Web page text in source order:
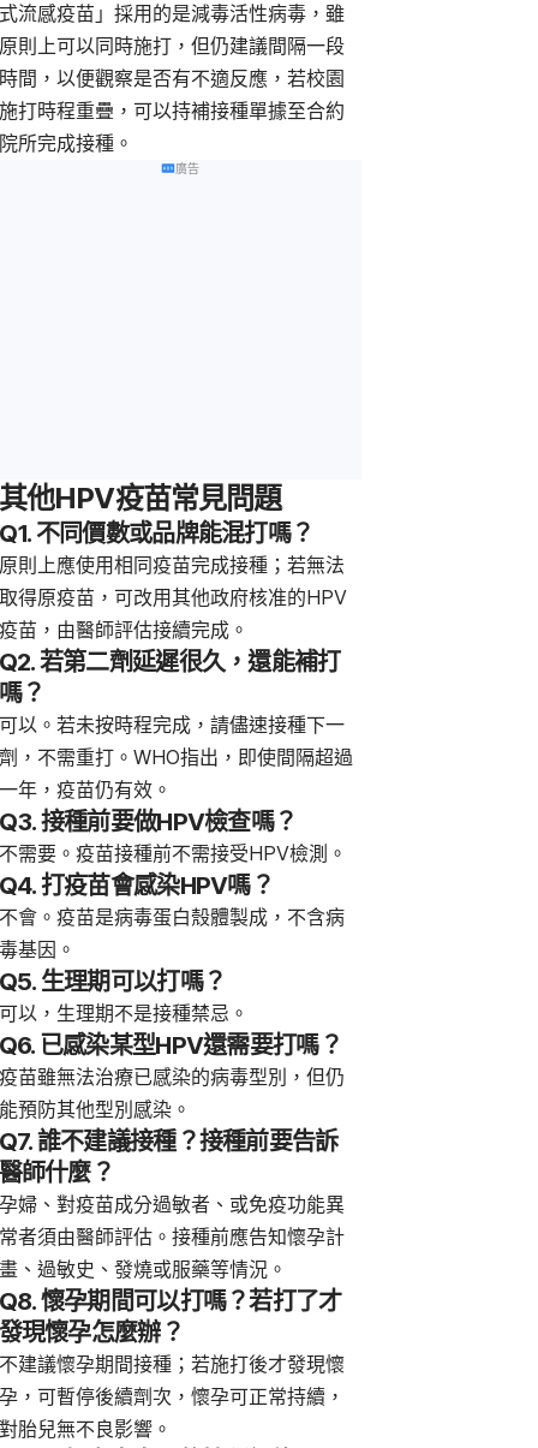
流感疫苗」採用的是減毒活性病毒，雖
則上可以同時施打，但仍建議間隔一段
間，以便觀察是否有不適反應，若校園
打時程重疊，可以持補接種單據至合約
所完成接種。
廣告
他HPV疫苗常見問題
不同價數或品牌能混打嗎？
則上應使用相同疫苗完成接種；若無法
得原疫苗，可改用其他政府核准的HPV
苗，由醫師評估接續完成。
若第二劑延遲很久，還能補打
？
以。若未按時程完成，請儘速接種下一
，不需重打。WHO指出，即使間隔超過
年，疫苗仍有效。
接種前要做HPV檢查嗎？
需要。疫苗接種前不需接受HPV檢測。
打疫苗會感染HPV嗎？
會。疫苗是病毒蛋白殼體製成，不含病
基因。
生理期可以打嗎？
以，生理期不是接種禁忌。
已感染某型HPV還需要打嗎？
苗雖無法治療已感染的病毒型別，但仍
預防其他型別感染。
誰不建議接種？接種前要告訴
師什麼？
婦、對疫苗成分過敏者、或免疫功能異
者須由醫師評估。接種前應告知懷孕計
、過敏史、發燒或服藥等情況。
懷孕期間可以打嗎？若打了才
現懷孕怎麼辦？
建議懷孕期間接種；若施打後才發現懷
，可暫停後續劑次，懷孕可正常持續，
胎兒無不良影響。